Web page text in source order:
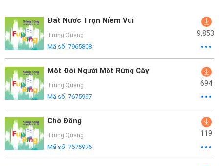
Đất Nước Trọn Niềm Vui
Trung Quang
Mã số: 7965808
9,853
Một Đời Người Một Rừng Cây
Trung Quang
Mã số: 7675997
694
Chờ Đông
Trung Quang
Mã số: 7675976
119